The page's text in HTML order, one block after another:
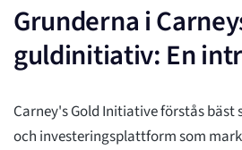
Grunderna i
guldinitiativ: En
Carney's Gold Initiative förstås bäst
och investeringsplattform som